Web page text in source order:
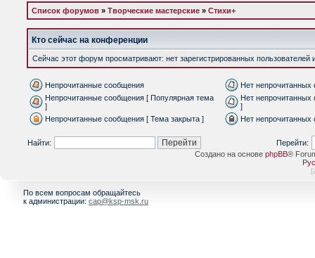
Список форумов » Творческие мастерские » Стихи+
Кто сейчас на конференции
Сейчас этот форум просматривают: нет зарегистрированных пользователей
Непрочитанные сообщения
Нет непрочитанных
Непрочитанные сообщения [ Популярная тема
]
Нет
]
Непрочитанные сообщения [ Тема закрыта ]
Нет непрочитанных
Найти:
Перейти:
Создано на основе phpBB®
[
По всем вопросам обращайтесь
к администрации: cap@ksp-msk.ru